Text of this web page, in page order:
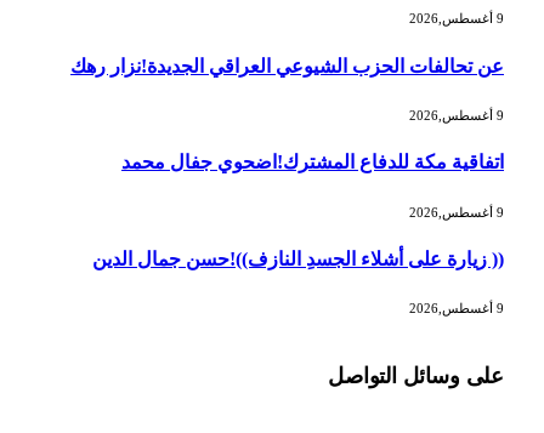
عن تحالفات الحزب الشيوعي العراقي الجديدة!نزار رهك
اتفاقية مكة للدفاع المشترك!اضحوي جفال محمد
(( زيارة على أشلاء الجسدِ النازف))!حسن جمال الدين
على وسائل التواصل